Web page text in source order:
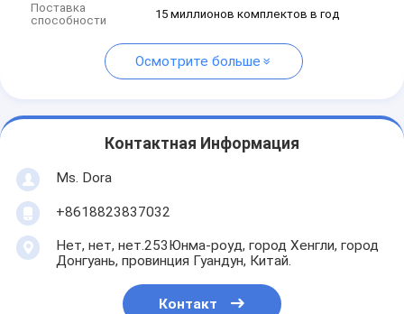
Поставка
способности
15 миллионов комплектов в год
Осмотрите больше
Контактная Информация
Ms. Dora
+8618823837032
Нет, нет, нет.253Юнма-роуд, город Хенгли, город
Донгуань, провинция Гуандун, Китай.
Контакт